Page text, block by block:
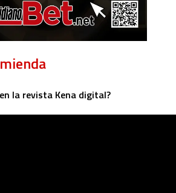
la revista Kena digital?